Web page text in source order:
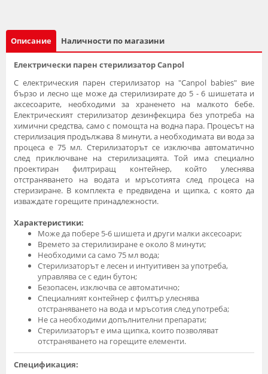
Описание Наличности по магазини
Електрически парен стерилизатор Canpol
С електрическия парен стерилизатор на "Canpol babies" вие
бързо и лесно ще може да стерилизирате до 5 - 6 шишетата и
аксесоарите, необходими за храненето на малкото бебе.
Електрическият стерилизатор дезинфекцира без употреба на
химични средства, само с помощта на водна пара. Процесът на
стерилизация продължава 8 минути, а необходимата ви вода за
процеса е 75 мл. Стерилизаторът се изключва автоматично
след приключване на стерилизацията. Той има специално
проектиран филтриращ контейнер, който улеснява
отстраняването на водата и мръсотията след процеса на
стеризиране. В комплекта е предвидена и щипка, с която да
изваждате горещите принадлежности.
Характеристики:
Може да побере 5-6 шишета и други малки аксесоари;
Времето за стерилизиране е около 8 минути;
Необходими са само 75 мл вода;
Стерилизаторът е лесен и интуитивен за употреба,
управлява се с един бутон;
Безопасен, изключва се автоматично;
Специалният контейнер с филтър улеснява
отстраняването на вода и мръсотия след употреба;
Не са необходими допълнителни препарати;
Стерилизаторът е има щипка, които позволяват
отстраняването на горещите елементи.
Спецификация: